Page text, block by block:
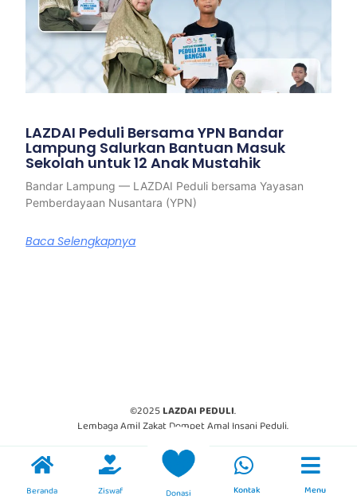
LAZDAI Peduli Bersama YPN Bandar
Lampung Salurkan Bantuan Masuk
Sekolah untuk 12 Anak Mustahik
Bandar Lampung — LAZDAI Peduli bersama Yayasan
Pemberdayaan Nusantara (YPN)
Baca Selengkapnya
©2025LAZDAI PEDULI.
Lembaga Amil Zakat Dompet Amal Insani Peduli.
Beranda Ziswaf Donasi Kontak Menu